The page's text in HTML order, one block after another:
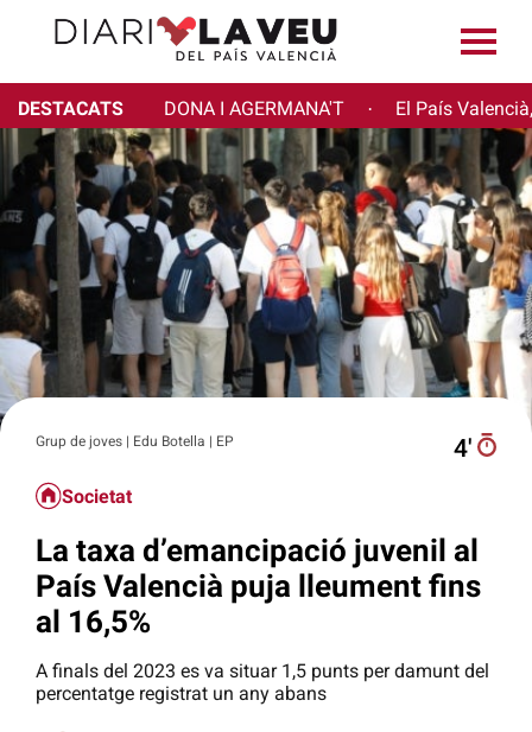
DESTACATS DONA I AGERMANA'T · El País
Grup de joves | Edu Botella | EP 4′
Societat
La taxa d’emancipació juvenil al
País Valencià puja lleument fins
al 16,5%
A finals del 2023 es va situar 1,5 punts per damunt del
percentatge registrat un any abans